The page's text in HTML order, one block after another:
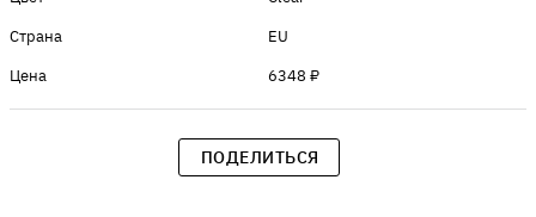
Страна
EU
Цена
6348 ₽
ПОДЕЛИТЬСЯ